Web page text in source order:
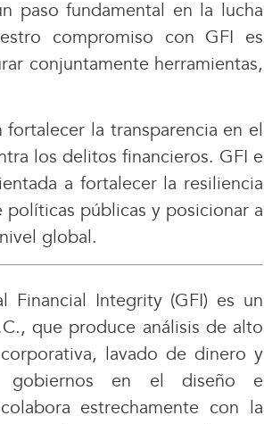
paso fundamental en la lucha
compromiso con GFI es
conjuntamente herramientas,
la transparencia en el
los delitos financieros. GFI e
a fortalecer la resiliencia
públicas y posicionar a
global.
Financial Integrity (GFI) es un
que produce análisis de alto
lavado de dinero y
gobiernos en el diseño e
estrechamente con la